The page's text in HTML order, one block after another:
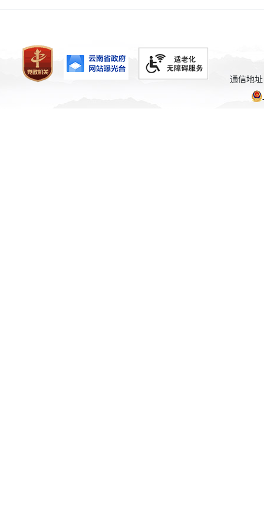
11.供水信息
12.行政监督与管理：权责清单、办事指
南、行政执法职责、行政权力
通信地